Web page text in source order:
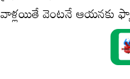
వాళ్లయితే వెంటనే ఆయనకు